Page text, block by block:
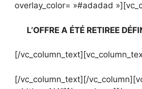
overlay_color= »#adadad
L’OFFRE A ÉTÉ RETIREE
[/
[/vc_column_text][/